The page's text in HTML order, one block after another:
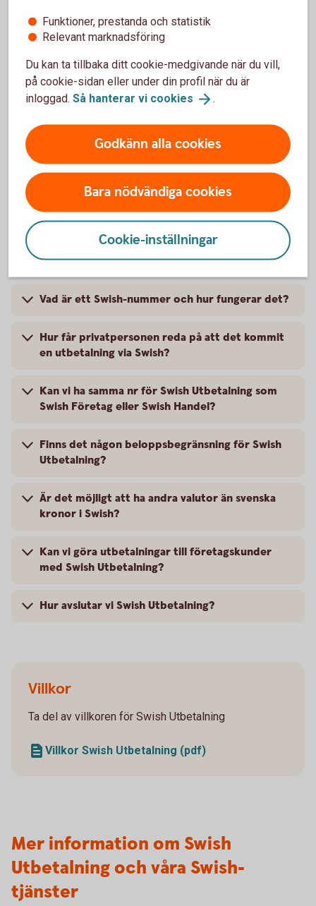
Vanliga frågor och svar, samt
villkor
Vilka passar Swish Utbetalning för?
Var kan vi ansöka om Swish Utbetalning?
Måste vi ha Swish Företag eller Swish Handel för
att skaffa Swish Utbetalning?
Vad är ett Swish-nummer och hur fungerar det?
Hur får privatpersonen reda på att det kommit
en utbetalning via Swish?
Kan vi ha samma nr för Swish Utbetalning som
Swish Företag eller Swish Handel?
Finns det någon beloppsbegränsning för Swish
Utbetalning?
Är det möjligt att ha andra valutor än svenska
kronor i Swish?
Kan vi göra utbetalningar till företagskunder
med Swish Utbetalning?
Hur avslutar vi Swish Utbetalning?
Villkor
Ta del av villkoren för Swish Utbetalning
Villkor Swish Utbetalning (pdf)
Mer information om Swish
Utbetalning och våra Swish-
tjänster
Funktioner, prestanda och statistik
Relevant marknadsföring
Du kan ta tillbaka ditt cookie-medgivande när du vill,
på cookie-sidan eller under din profil när du är
inloggad. Så hanterar vi cookies .
Godkänn alla cookies
Bara nödvändiga cookies
Cookie-inställningar